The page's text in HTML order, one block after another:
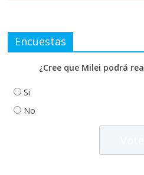
Encuestas
¿Cree que Milei podrá
Si
No